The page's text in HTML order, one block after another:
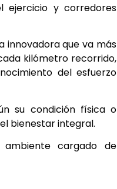
ejercicio y corredores
innovadora que va más
kilómetro recorrido,
del esfuerzo
su condición física o
bienestar integral.
cargado de